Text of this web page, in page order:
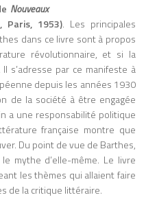
Nouveaux
Paris, 1953). Les principales
dans ce livre sont à propos
révolutionnaire, et si la
s’adresse par ce manifeste à
depuis les années 1930
de la société à être engagée
a une responsabilité politique
française montre que
Du point de vue de Barthes,
mythe d’elle-même. Le livre
les thèmes qui allaient faire
de la critique littéraire.
l’imprimerie et de la culture
transforme la pensée,
et standardise la
; le médium influence la
Media: The
of Man 1964 Théorie générale
« Le médium est le message »
média dépasse son
perception et
From Cliché to Archetype
Watson) 1970 Clichés et
médiatiques Les clichés
transforment en archétypes